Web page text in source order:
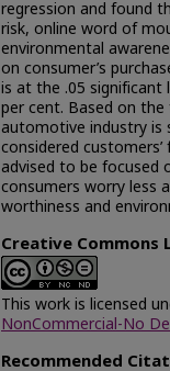
regression and found
risk, online word of
environmental
on consumer’s
is at the .05 significant
per cent. Based on
automotive industry is
considered
advised to be focused
consumers worry less
worthiness and
Creative Commons
This work is licensed
NonCommercial-No
Recommended